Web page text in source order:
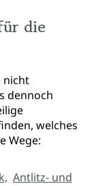
die
nicht
dennoch
welches
Wege:
Antlitz- und